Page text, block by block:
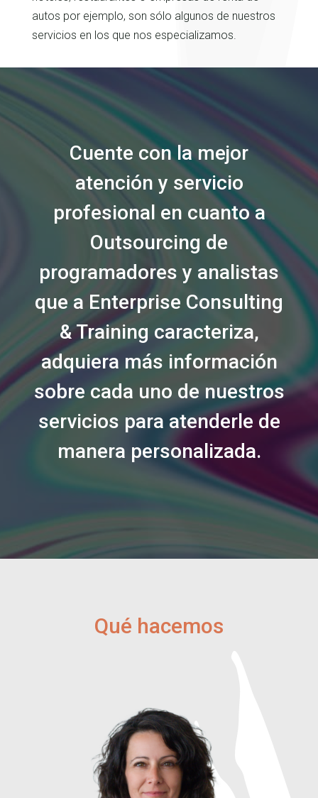
autos por ejemplo, son sólo algunos de nuestros
servicios en los que nos especializamos.
Cuente con la mejor
atención y servicio
profesional en cuanto a
Outsourcing de
programadores y analistas
que a Enterprise Consulting
& Training caracteriza,
adquiera más información
sobre cada uno de nuestros
servicios para atenderle de
manera personalizada.
Qué hacemos